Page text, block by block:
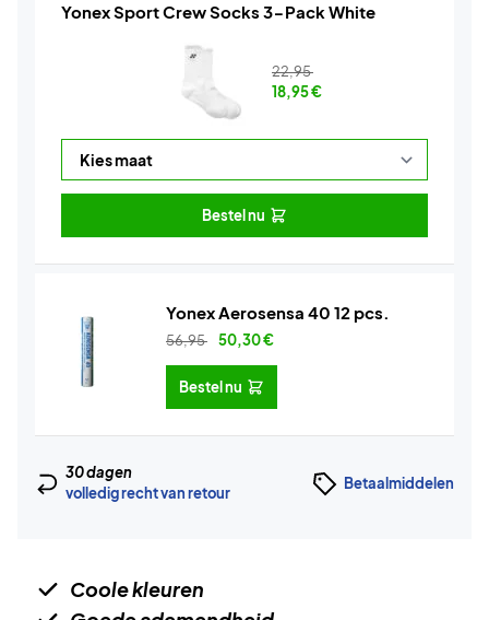
Yonex Sport Crew Socks 3-Pack White
22,95
18,95€
Bestel nu
Yonex Aerosensa 40 12 pcs.
56,95 50,30€
Bestel nu
30 dagen
volledig recht van retour
Betaalmiddelen
Coole kleuren